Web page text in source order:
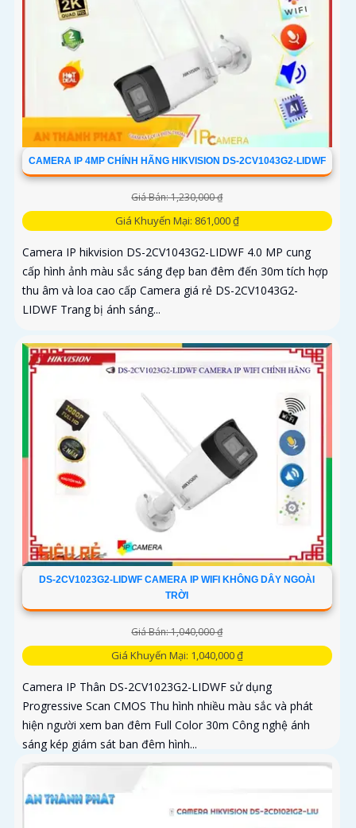
CAMERA IP 4MP CHÍNH HÃNG HIKVISION DS-2CV1043G2-LIDWF
Giá Bán: 1,230,000 ₫
Giá Khuyến Mại: 861,000 ₫
Camera IP hikvision DS-2CV1043G2-LIDWF 4.0 MP cung
cấp hình ảnh màu sắc sáng đẹp ban đêm đến 30m tích hợp
thu âm và loa cao cấp Camera giá rẻ DS-2CV1043G2-
LIDWF Trang bị ánh sáng...
DS-2CV1023G2-LIDWF CAMERA IP WIFI KHÔNG DÂY NGOÀI
TRỜI
Giá Bán: 1,040,000 ₫
Giá Khuyến Mại: 1,040,000 ₫
Camera IP Thân DS-2CV1023G2-LIDWF sử dụng
Progressive Scan CMOS Thu hình nhiều màu sắc và phát
hiện người xem ban đêm Full Color 30m Công nghệ ánh
sáng kép giám sát ban đêm hình...